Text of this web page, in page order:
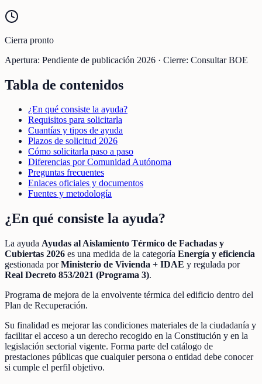
Cierra pronto
Apertura: Pendiente de publicación 2026 · Cierre: Consultar BOE
Tabla de contenidos
¿En qué consiste la ayuda?
Requisitos para solicitarla
Cuantías y tipos de ayuda
Plazos de solicitud 2026
Cómo solicitarla paso a paso
Diferencias por Comunidad Autónoma
Preguntas frecuentes
Enlaces oficiales y documentos
Fuentes y metodología
¿En qué consiste la ayuda?
La ayuda Ayudas al Aislamiento Térmico de Fachadas y
Cubiertas 2026 es una medida de la categoría Energía y eficiencia
gestionada porMinisterio de Vivienda + IDAE y regulada por
Real Decreto 853/2021 (Programa 3).
Programa de mejora de la envolvente térmica del edificio dentro del
Plan de Recuperación.
Su finalidad es mejorar las condiciones materiales de la ciudadanía y
facilitar el acceso a un derecho recogido en la Constitución y en la
legislación sectorial vigente. Forma parte del catálogo de
prestaciones públicas que cualquier persona o entidad debe conocer
si cumple el perfil objetivo.